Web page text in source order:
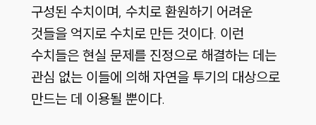
구성된 수치이며, 수치로 환원하기 어려운
것들을 억지로 수치로 만든 것이다. 이런
수치들은 현실 문제를 진정으로 해결하는 데는
관심 없는 이들에 의해 자연을 투기의 대상으로
만드는 데 이용될 뿐이다.